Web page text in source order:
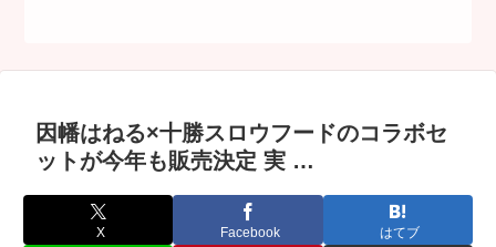
因幡はねる×十勝スロウフードのコラボセ
ットが今年も販売決定 実 …
X Facebook はてブ